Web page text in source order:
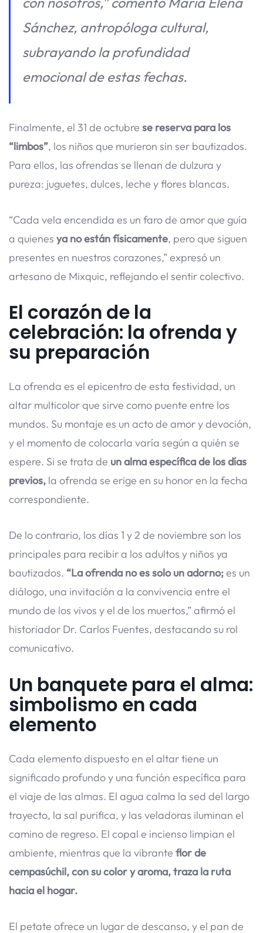
Sánchez, antropóloga cultural,
subrayando la profundidad
emocional de estas fechas.
Finalmente, el 31 de octubre se reserva para los
“limbos”, los niños que murieron sin ser bautizados.
Para ellos, las ofrendas se llenan de dulzura y
pureza: juguetes, dulces, leche y flores blancas.
“Cada vela encendida es un faro de amor que guía
a quienes ya no están físicamente, pero que siguen
presentes en nuestros corazones,” expresó un
artesano de Mixquic, reflejando el sentir colectivo.
El corazón de la
celebración: la ofrenda y
su preparación
La ofrenda es el epicentro de esta festividad, un
altar multicolor que sirve como puente entre los
mundos. Su montaje es un acto de amor y devoción,
y el momento de colocarla varía según a quién se
espere. Si se trata de un alma específica de los días
previos, la ofrenda se erige en su honor en la fecha
correspondiente.
De lo contrario, los días 1 y 2 de noviembre son los
principales para recibir a los adultos y niños ya
bautizados. “La ofrenda no es solo un adorno;es un
diálogo, una invitación a la convivencia entre el
mundo de los vivos y el de los muertos,” afirmó el
historiador Dr. Carlos Fuentes, destacando su rol
comunicativo.
Un banquete para el alma:
simbolismo en cada
elemento
Cada elemento dispuesto en el altar tiene un
significado profundo y una función específica para
el viaje de las almas. El agua calma la sed del largo
trayecto, la sal purifica, y las veladoras iluminan el
camino de regreso. El copal e incienso limpian el
ambiente, mientras que la vibrante flor de
cempasúchil, con su color y aroma, traza la ruta
hacia el hogar.
El petate ofrece un lugar de descanso, y el pan de